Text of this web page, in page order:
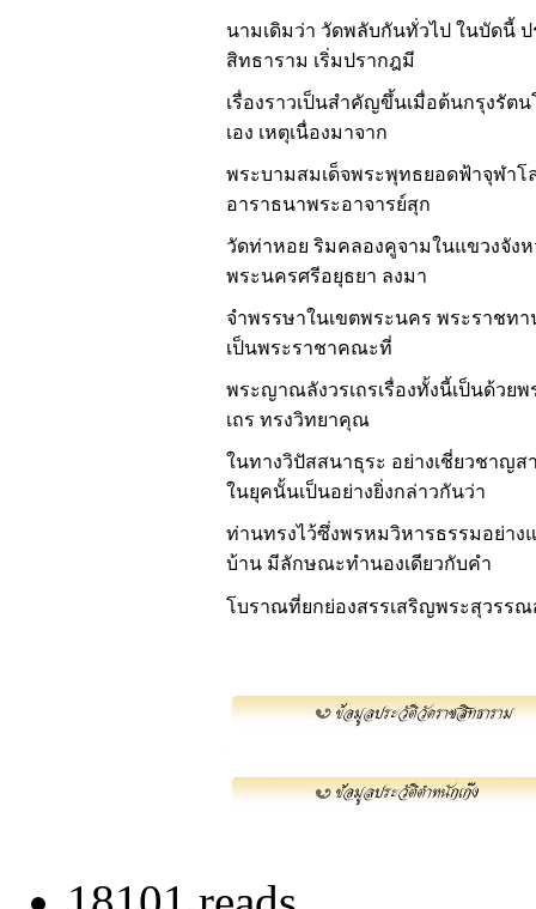
นามเดิมว่า วัดพลับกันทั่วไป ในบัดนี้ ป
สิทธาราม เริ่มปรากฎมี
เรื่องราวเป็นสำคัญขึ้นเมื่อต้นกรุงรัต
เอง เหตุเนื่องมาจาก
พระบามสมเด็จพระพุทธยอดฟ้าจุฬาโ
อาราธนาพระอาจารย์สุก
วัดท่าหอย ริมคลองคูจามในแขวงจัง
พระนครศรีอยุธยา ลงมา
จำพรรษาในเขตพระนคร พระราชท
เป็นพระราชาคณะที่
พระญาณลังวรเถรเรื่องทั้งนี้เป็นด้วย
เถร ทรงวิทยาคุณ
ในทางวิปัสสนาธุระ อย่างเชี่ยวชาญ
ในยุคนั้นเป็นอย่างยิ่งกล่าวกันว่า
ท่านทรงไว้ซึ่งพรหมวิหารธรรมอย่าง
บ้าน มีลักษณะทำนองเดียวกับคำ
โบราณที่ยกย่องสรรเสริญพระสุวรร